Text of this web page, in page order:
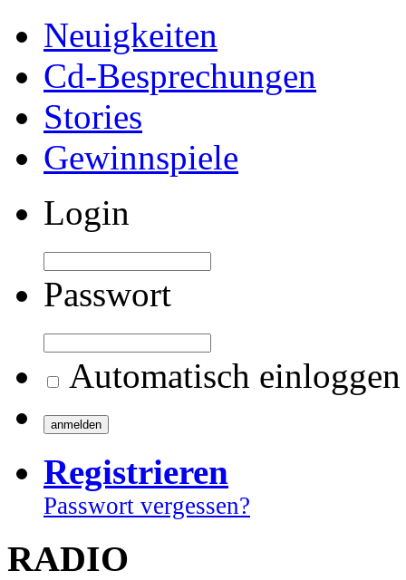
Neuigkeiten
Cd-Besprechungen
Stories
Gewinnspiele
Login
Passwort
Automatisch einloggen
Registrieren
Passwort vergessen?
RADIO